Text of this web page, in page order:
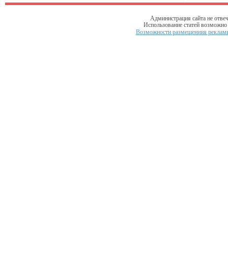
Администрация сайта не
Использование статей
Возможности размещениия